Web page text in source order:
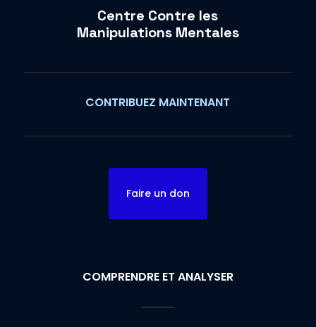
Centre Contre les
Manipulations Mentales
CONTRIBUEZ MAINTENANT
Faire un don
COMPRENDRE ET ANALYSER